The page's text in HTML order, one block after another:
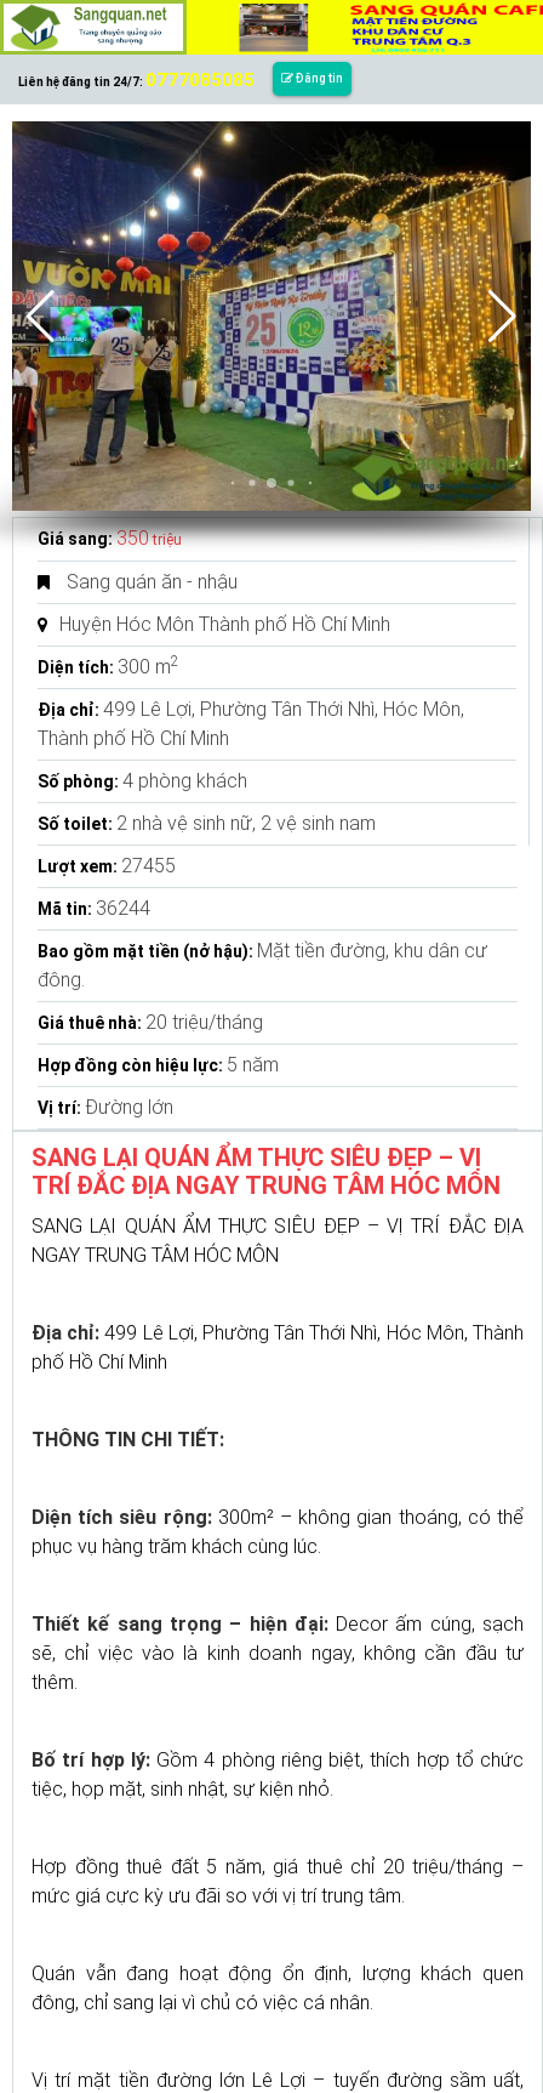
Liên hệ đăng tin 24/7: 0777085085 Đăng tin
Giá sang:350triệu
Sang quán ăn - nhậu
Huyện Hóc Môn Thành phố Hồ Chí Minh
Diện tích: 300 m2
Địa chỉ: 499 Lê Lợi, Phường Tân Thới Nhì, Hóc Môn,
Thành phố Hồ Chí Minh
Số phòng: 4 phòng khách
Số toilet: 2 nhà vệ sinh nữ, 2 vệ sinh nam
Lượt xem: 27455
Mã tin: 36244
Bao gồm mặt tiền (nở hậu): Mặt tiền đường, khu dân cư
đông.
Giá thuê nhà: 20 triệu/tháng
Hợp đồng còn hiệu lực: 5 năm
Vị trí: Đường lớn
SANG LẠI QUÁN ẨM THỰC SIÊU ĐẸP – VỊ
TRÍ ĐẮC ĐỊA NGAY TRUNG TÂM HÓC MÔN
SANG LẠI QUÁN ẨM THỰC SIÊU ĐẸP – VỊ TRÍ ĐẮC ĐỊA
NGAY TRUNG TÂM HÓC MÔN
Địa chỉ: 499 Lê Lợi, Phường Tân Thới Nhì, Hóc Môn, Thành
phố Hồ Chí Minh
THÔNG TIN CHI TIẾT:
Diện tích siêu rộng:300m² – không gian thoáng, có thể
phục vụ hàng trăm khách cùng lúc.
Thiết kế sang trọng – hiện đại:Decor ấm cúng, sạch
sẽ, chỉ việc vào là kinh doanh ngay, không cần đầu tư
thêm.
Bố trí hợp lý:Gồm 4 phòng riêng biệt, thích hợp tổ chức
tiệc, họp mặt, sinh nhật, sự kiện nhỏ.
Hợp đồng thuê đất 5 năm, giá thuê chỉ 20 triệu/tháng –
mức giá cực kỳ ưu đãi so với vị trí trung tâm.
Quán vẫn đang hoạt động ổn định, lượng khách quen
đông, chỉ sang lại vì chủ có việc cá nhân.
Vị trí mặt tiền đường lớn Lê Lợi – tuyến đường sầm uất,